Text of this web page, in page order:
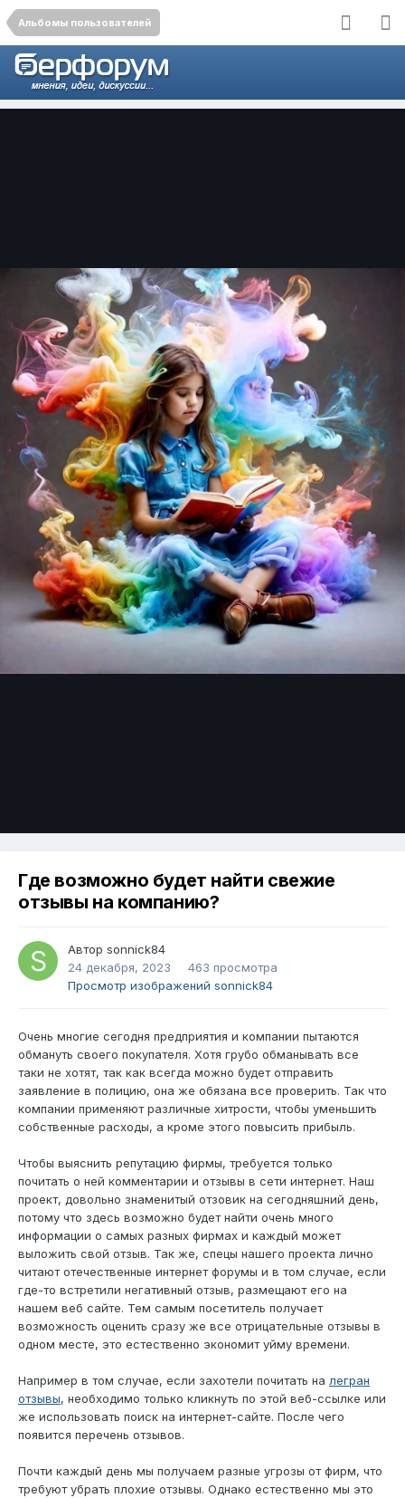
Альбомы пользователей
Где возможно будет найти свежие
отзывы на компанию?
Автор sonnick84
24 декабря, 2023
463 просмотра
Просмотр изображений sonnick84
Очень многие сегодня предприятия и компании пытаются
обмануть своего покупателя. Хотя грубо обманывать все
таки не хотят, так как всегда можно будет отправить
заявление в полицию, она же обязана все проверить. Так что
компании применяют различные хитрости, чтобы уменьшить
собственные расходы, а кроме этого повысить прибыль.
Чтобы выяснить репутацию фирмы, требуется только
почитать о ней комментарии и отзывы в сети интернет. Наш
проект, довольно знаменитый отзовик на сегодняшний день,
потому что здесь возможно будет найти очень много
информации о самых разных фирмах и каждый может
выложить свой отзыв. Так же, спецы нашего проекта лично
читают отечественные интернет форумы и в том случае, если
где-то встретили негативный отзыв, размещают его на
нашем веб сайте. Тем самым посетитель получает
возможность оценить сразу же все отрицательные отзывы в
одном месте, это естественно экономит уйму времени.
Например в том случае, если захотели почитать на легран
отзывы, необходимо только кликнуть по этой веб-ссылке или
же использовать поиск на интернет-сайте. После чего
появится перечень отзывов.
Почти каждый день мы получаем разные угрозы от фирм, что
требуют убрать плохие отзывы. Однако естественно мы это